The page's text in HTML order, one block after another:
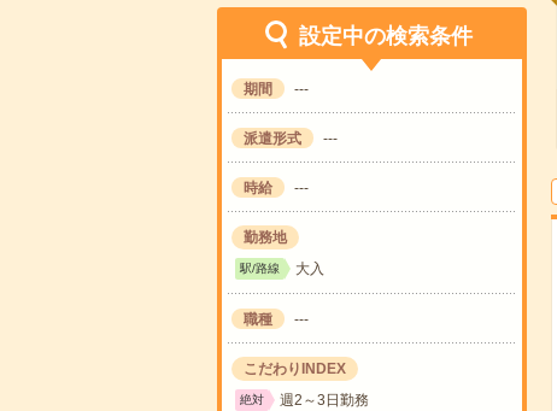
設定中の検索条件
期間 ---
派遣形式 ---
時給 ---
勤務地
駅/路線 大入
職種 ---
こだわりINDEX
絶対 週2～3日勤務